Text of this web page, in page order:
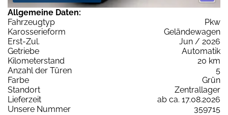
Allgemeine Daten:
Fahrzeugtyp
Pkw
Karosserieform
Geländewagen
Erst-Zul.
Jun / 2026
Getriebe
Automatik
Kilometerstand
20 km
Anzahl der Türen
5
Farbe
Grün
Standort
Zentrallager
Lieferzeit
ab ca. 17.08.2026
Unsere Nummer
359715